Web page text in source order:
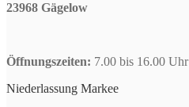
23968 Gägelow
Öffnungszeiten: 7.00 bis 16.00 Uhr
Niederlassung Markee